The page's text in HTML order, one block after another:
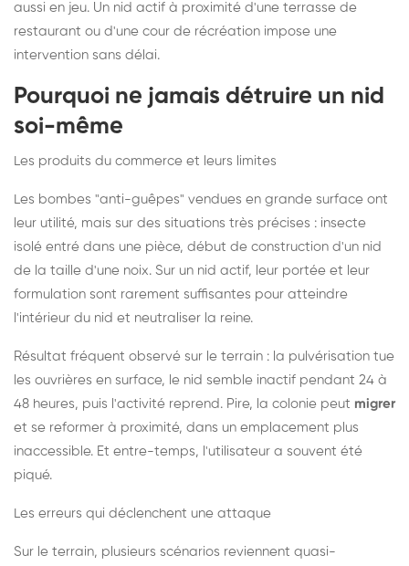
aussi en jeu. Un nid actif à proximité d'une terrasse de
restaurant ou d'une cour de récréation impose une
intervention sans délai.
Pourquoi ne jamais détruire un nid
soi-même
Les produits du commerce et leurs limites
Les bombes "anti-guêpes" vendues en grande surface ont
leur utilité, mais sur des situations très précises : insecte
isolé entré dans une pièce, début de construction d'un nid
de la taille d'une noix. Sur un nid actif, leur portée et leur
formulation sont rarement suffisantes pour atteindre
l'intérieur du nid et neutraliser la reine.
Résultat fréquent observé sur le terrain : la pulvérisation tue
les ouvrières en surface, le nid semble inactif pendant 24 à
48 heures, puis l'activité reprend. Pire, la colonie peut migrer
et se reformer à proximité, dans un emplacement plus
inaccessible. Et entre-temps, l'utilisateur a souvent été
piqué.
Les erreurs qui déclenchent une attaque
Sur le terrain, plusieurs scénarios reviennent quasi-